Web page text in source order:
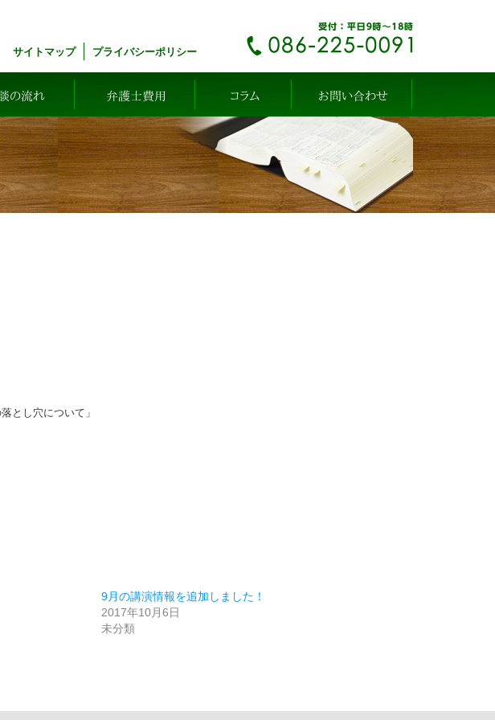
サイトマップ プライバシーポリシー
の流れ 弁護士費用 コラム お問い合わせ
とし穴について」
9月の講演情報を追加しました！
2017年10月6日
未分類